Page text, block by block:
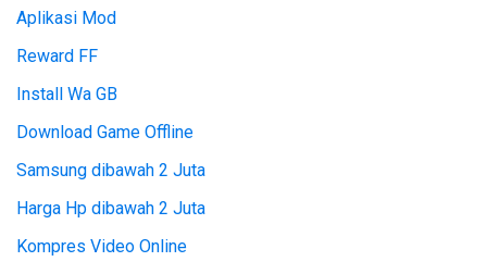
Aplikasi Mod
Reward FF
Install Wa GB
Download Game Offline
Samsung dibawah 2 Juta
Harga Hp dibawah 2 Juta
Kompres Video Online